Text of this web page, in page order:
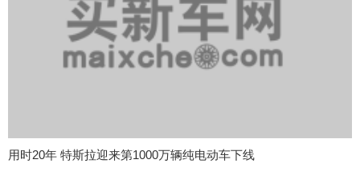
用时20年 特斯拉迎来第1000万辆纯电动车下线